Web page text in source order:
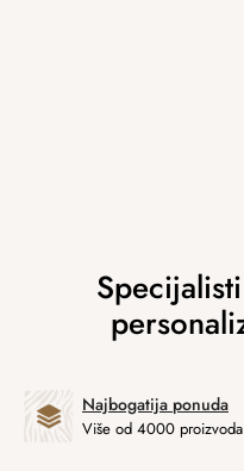
Najbogatija ponuda
Više od 4000 proizvoda